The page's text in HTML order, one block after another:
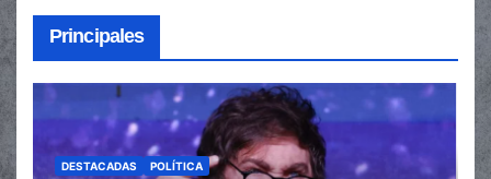
Principales
DESTACADAS POLÍTICA